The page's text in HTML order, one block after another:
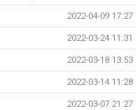
2022-04-09 17:27
2022-03-24 11:31
2022-03-18 13:53
2022-03-14 11:28
2022-03-07 21:27